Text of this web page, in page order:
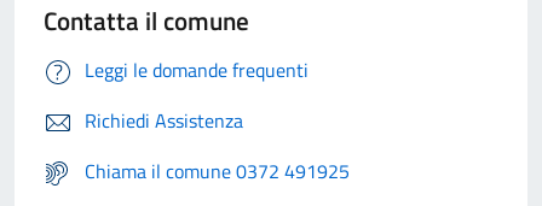
Contatta il comune
Leggi le domande frequenti
Richiedi Assistenza
Chiama il comune 0372 491925